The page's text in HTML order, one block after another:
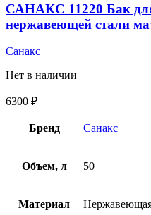
САНАКС 11220 Бак
нержавеющей стали
Санакс
Нет в наличии
6300 ₽
Бренд Санакс
Объем, л 50
Материал